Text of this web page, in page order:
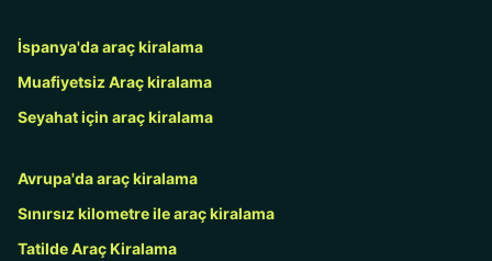
İspanya'da araç kiralama
Muafiyetsiz Araç kiralama
Seyahat için araç kiralama
Avrupa'da araç kiralama
Sınırsız kilometre ile araç kiralama
Tatilde Araç Kiralama